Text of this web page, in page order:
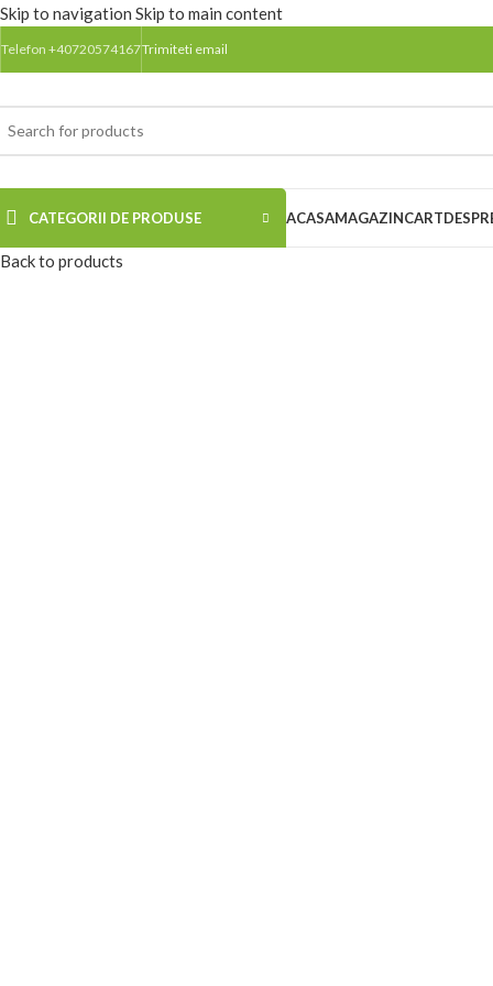
Skip to navigation Skip to main content
Telefon +40720574167Trimiteti email
CATEGORII DE PRODUSE ACASAMAGAZINCART
Back to products